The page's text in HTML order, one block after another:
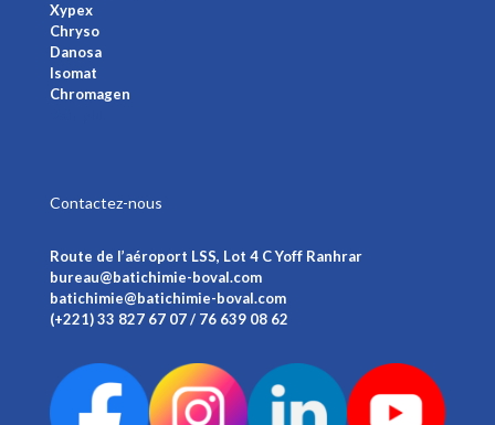
Xypex
Chryso
Danosa
Isomat
Chromagen
Contactez-nous
Route de l’aéroport LSS, Lot 4 C Yoff Ranhrar
bureau@batichimie-boval.com
batichimie@batichimie-boval.com
(+221) 33 827 67 07 / 76 639 08 62